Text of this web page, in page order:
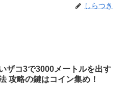
しらつき
ザコ3で3000メートルを出す
攻略の鍵はコイン集め！